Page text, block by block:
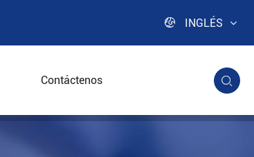
 INGLÉS
Contáctenos 